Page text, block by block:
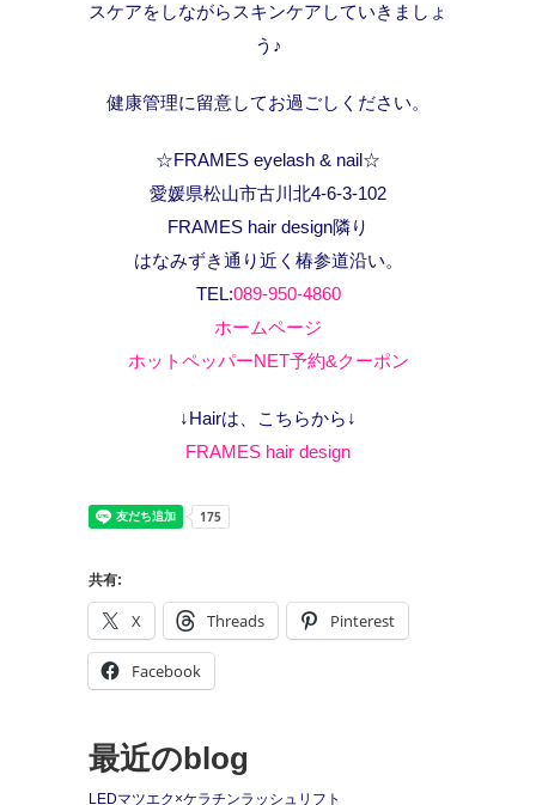
スケアをしながらスキンケアしていきましょ
う♪
健康管理に留意してお過ごしください。
☆FRAMES eyelash & nail☆
愛媛県松山市古川北4-6-3-102
FRAMES hair design隣り
はなみずき通り近く椿参道沿い。
TEL:089-950-4860
ホームページ
ホットペッパーNET予約&クーポン
↓Hairは、こちらから↓
FRAMES hair design
共有:
X Threads Pinterest
Facebook
最近のblog
LEDマツエク×ケラチンラッシュリフト